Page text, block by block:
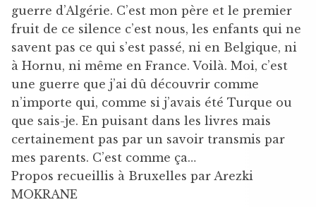
guerre d’Algérie. C’est mon père et le premier
fruit de ce silence c’est nous, les enfants qui ne
savent pas ce qui s’est passé, ni en Belgique, ni
à Hornu, ni même en France. Voilà. Moi, c’est
une guerre que j’ai dû découvrir comme
n’importe qui, comme si j’avais été Turque ou
que sais-je. En puisant dans les livres mais
certainement pas par un savoir transmis par
mes parents. C’est comme ça…
Propos recueillis à Bruxelles par Arezki
MOKRANE